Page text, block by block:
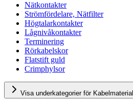
Nätkontakter
Strömfördelare, Nätfilter
Högtalarkontakter
Lågnivåkontakter
Terminering
Rörkabelskor
Flatstift guld
Crimphylsor
Visa underkategorier för Kabelmaterial